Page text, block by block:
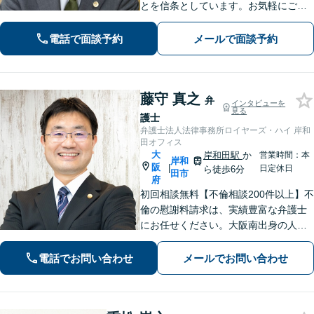
とを信条としています。お気軽にご相
談下さい。
電話で面談予約 メールで面談予約
藤守 真之 弁
護士
インタビューを
見る
弁護士法人法律事務所ロイヤーズ・ハイ 岸和
田オフィス
大
阪
府
|
岸和
田市
岸和田駅か
ら徒歩6分
営業時間：本
日定休日
初回相談無料【不倫相談200件以上】不
倫の慰謝料請求は、実績豊富な弁護士
にお任せください。大阪南出身の人情
派弁護士が対応【交通事故も強い】交
通事故に遭われてお困りの方はお気軽
にお電話ください【当日／夜間／休日
電話でお問い合わせ メールでお問い合わせ